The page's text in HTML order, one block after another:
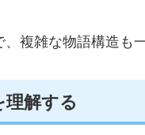
、複雑な物語構造も
理解する